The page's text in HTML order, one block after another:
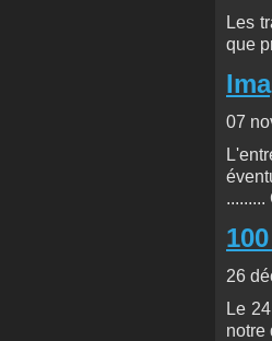
Les
que
07
26
Le
notre